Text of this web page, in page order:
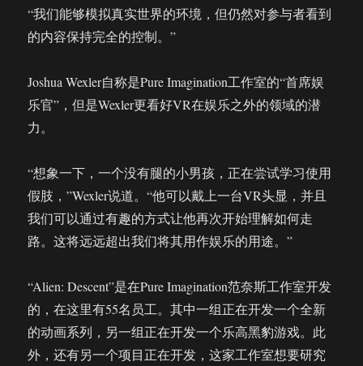
“我们能够模拟真实世界的环境，但仍然对参与者看到
的内容保持完全的控制。”
Joshua Wexler自称是Pure Imagination工作室的“首席娱
乐官”，但是Wexler更看好VR在娱乐之外的领域的潜
力。
“想象一下，一个没有腿的小男孩，正在尝试学习使用
假肢，”Wexler说道。“他可以戴上一台VR头显，并且
我们可以通过有趣的方式让他再次开始理解如何走
路。这将远远超出我们将其用作娱乐的用途。”
“Alien: Descent”是在Pure Imagination范奈斯工作室开发
的，在这里有55名员工。其中一组正在开发一个全新
的动画系列，另一组正在开发一个乐高黑豹游戏。此
外，还有另一个项目正在开发，这家工作室想要研究